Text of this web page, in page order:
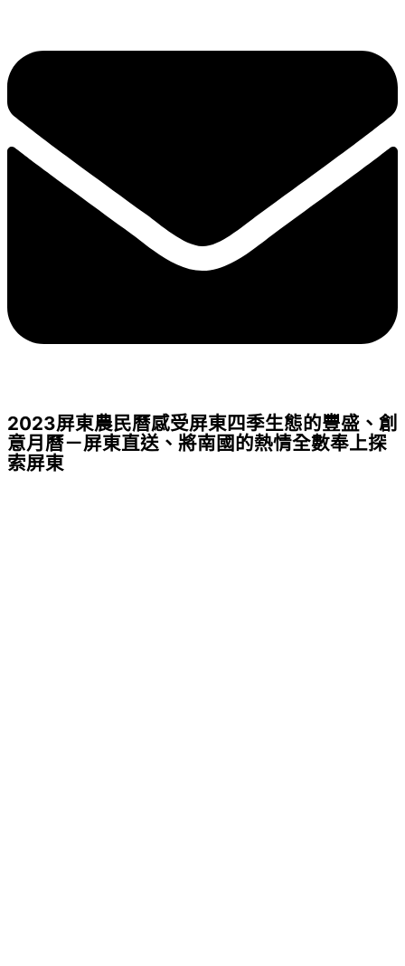
2023屏東農民曆感受屏東四季生態的豐盛、創
意月曆－屏東直送、將南國的熱情全數奉上探
索屏東